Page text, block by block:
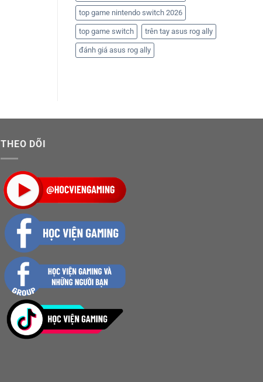
top game nintendo switch 2026
top game switch trên tay asus rog ally
đánh giá asus rog ally
THEO DÕI